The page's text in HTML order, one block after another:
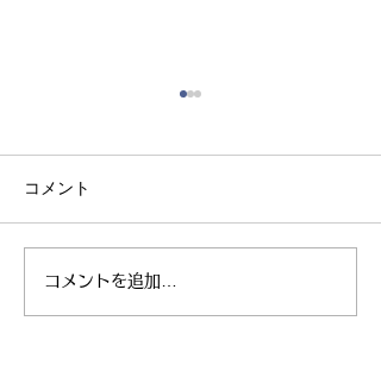
親子ヨガ と おはなし
会
コメント
コメントを追加…